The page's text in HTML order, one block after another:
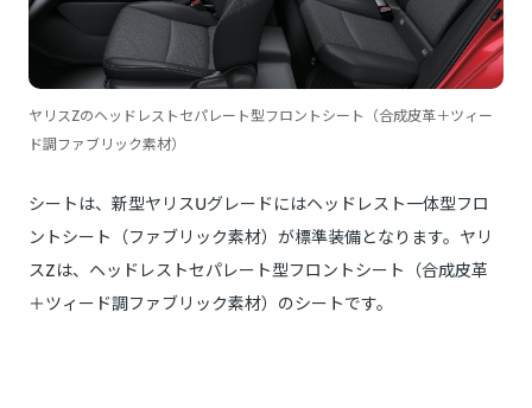
ヤリスZのヘッドレストセパレート型フロントシート（合成皮革＋ツィー
ド調ファブリック素材）
シートは、新型ヤリスUグレードにはヘッドレスト一体型フロ
ントシート（ファブリック素材）が標準装備となります。ヤリ
スZは、ヘッドレストセパレート型フロントシート（合成皮革
＋ツィード調ファブリック素材）のシートです。